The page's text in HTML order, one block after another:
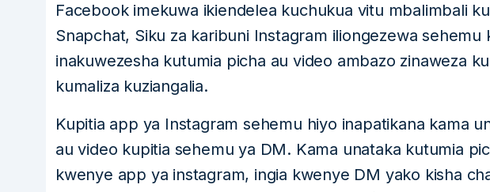
Facebook imekuwa ikiendelea kuchukua vitu mbalimbali
Snapchat, Siku za karibuni Instagram iliongezewa sehemu
inakuwezesha kutumia picha au video ambazo zinaweza
kumaliza kuziangalia.
Kupitia app ya Instagram sehemu hiyo inapatikana kama
au video kupitia sehemu ya DM. Kama unataka kutumia
kwenye app ya instagram, ingia kwenye DM yako kisha